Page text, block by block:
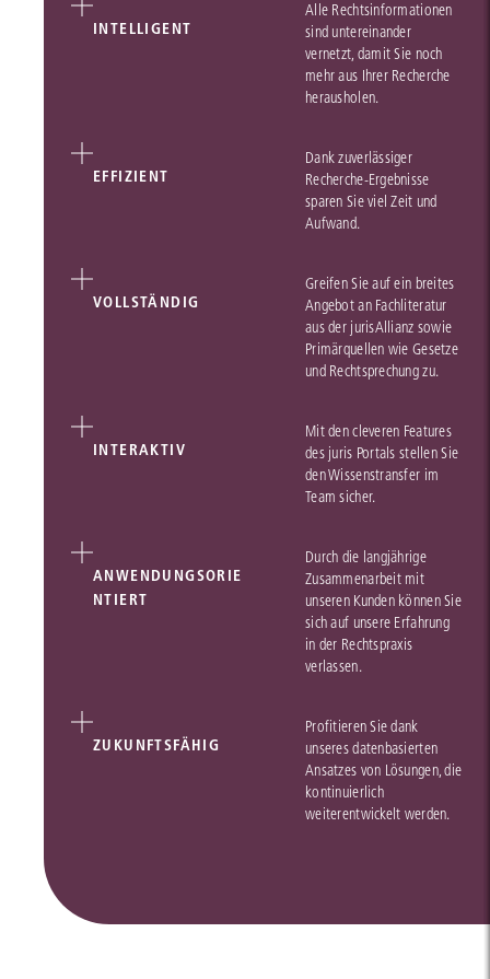
INTELLIGENT
Alle Rechtsinformationen
sind untereinander
vernetzt, damit Sie noch
mehr aus Ihrer Recherche
herausholen.
EFFIZIENT
Dank zuverlässiger
Recherche-Ergebnisse
sparen Sie viel Zeit und
Aufwand.
VOLLSTÄNDIG
Greifen Sie auf ein breites
Angebot an Fachliteratur
aus der jurisAllianz sowie
Primärquellen wie Gesetze
und Rechtsprechung zu.
INTERAKTIV
Mit den cleveren Features
des juris Portals stellen Sie
den Wissenstransfer im
Team sicher.
ANWENDUNGSORIE
NTIERT
Durch die langjährige
Zusammenarbeit mit
unseren Kunden können Sie
sich auf unsere Erfahrung
in der Rechtspraxis
verlassen.
ZUKUNFTSFÄHIG
Profitieren Sie dank
unseres datenbasierten
Ansatzes von Lösungen, die
kontinuierlich
weiterentwickelt werden.